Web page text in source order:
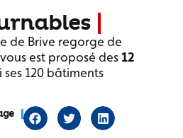
de Brive regorge de
est proposé des12
ses 120 bâtiments